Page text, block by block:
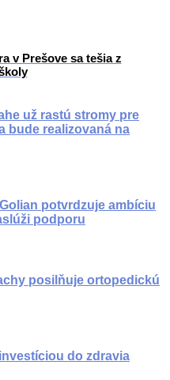
v Prešove sa tešia z
už rastú stromy pre
bude realizovaná na
potvrdzuje ambíciu
podporu
posilňuje ortopedickú
do zdravia